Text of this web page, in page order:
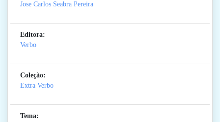
Jose Carlos Seabra Pereira
Editora:
Verbo
Coleção:
Extra Verbo
Tema: